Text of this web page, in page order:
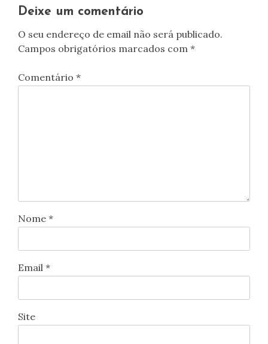
artigos
Deixe um comentário
O seu endereço de email não será publicado.
Campos obrigatórios marcados com *
Comentário *
Nome *
Email *
Site